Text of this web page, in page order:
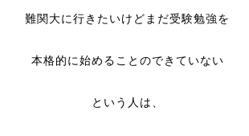
難関大に行きたいけどまだ受験勉強を
本格的に始めることのできていない
という人は、